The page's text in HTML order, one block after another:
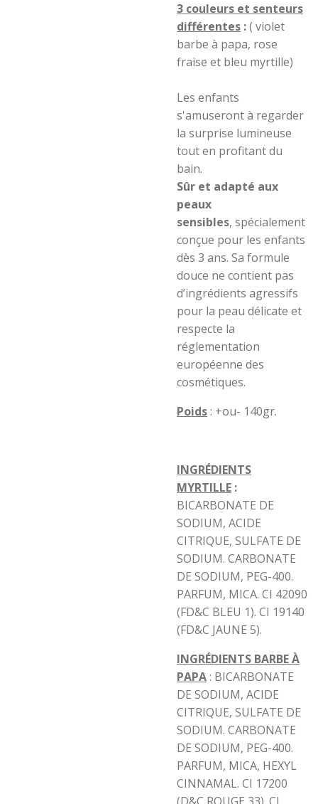
3 couleurs et senteurs
différentes :( violet
barbe à papa, rose
fraise et bleu myrtille)
Les enfants
s'amuseront à regarder
la surprise lumineuse
tout en profitant du
bain.
Sûr et adapté aux
peaux
sensibles, spécialement
conçue pour les enfants
dès 3 ans. Sa formule
douce ne contient pas
d’ingrédients agressifs
pour la peau délicate et
respecte la
réglementation
européenne des
cosmétiques.
Poids: +ou- 140gr.
INGRÉDIENTS
MYRTILLE :
BICARBONATE DE
SODIUM, ACIDE
CITRIQUE, SULFATE DE
SODIUM. CARBONATE
DE SODIUM, PEG-400.
PARFUM, MICA. CI 42090
(FD&C BLEU 1). CI 19140
(FD&C JAUNE 5).
INGRÉDIENTS BARBE À
PAPA: BICARBONATE
DE SODIUM, ACIDE
CITRIQUE, SULFATE DE
SODIUM. CARBONATE
DE SODIUM, PEG-400.
PARFUM, MICA, HEXYL
CINNAMAL. CI 17200